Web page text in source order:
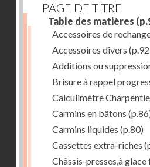
PAGE DE TITRE
Table des matières
Accessoires de
Accessoires divers
Additions ou
Brisure à rappel
Calculimètre
Carmins en bâtons
Carmins liquides (p.80)
Cassettes extra-riches
Châssis-presses,à